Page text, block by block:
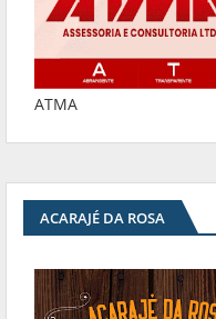
ATMA
ACARAJÉ DA ROSA